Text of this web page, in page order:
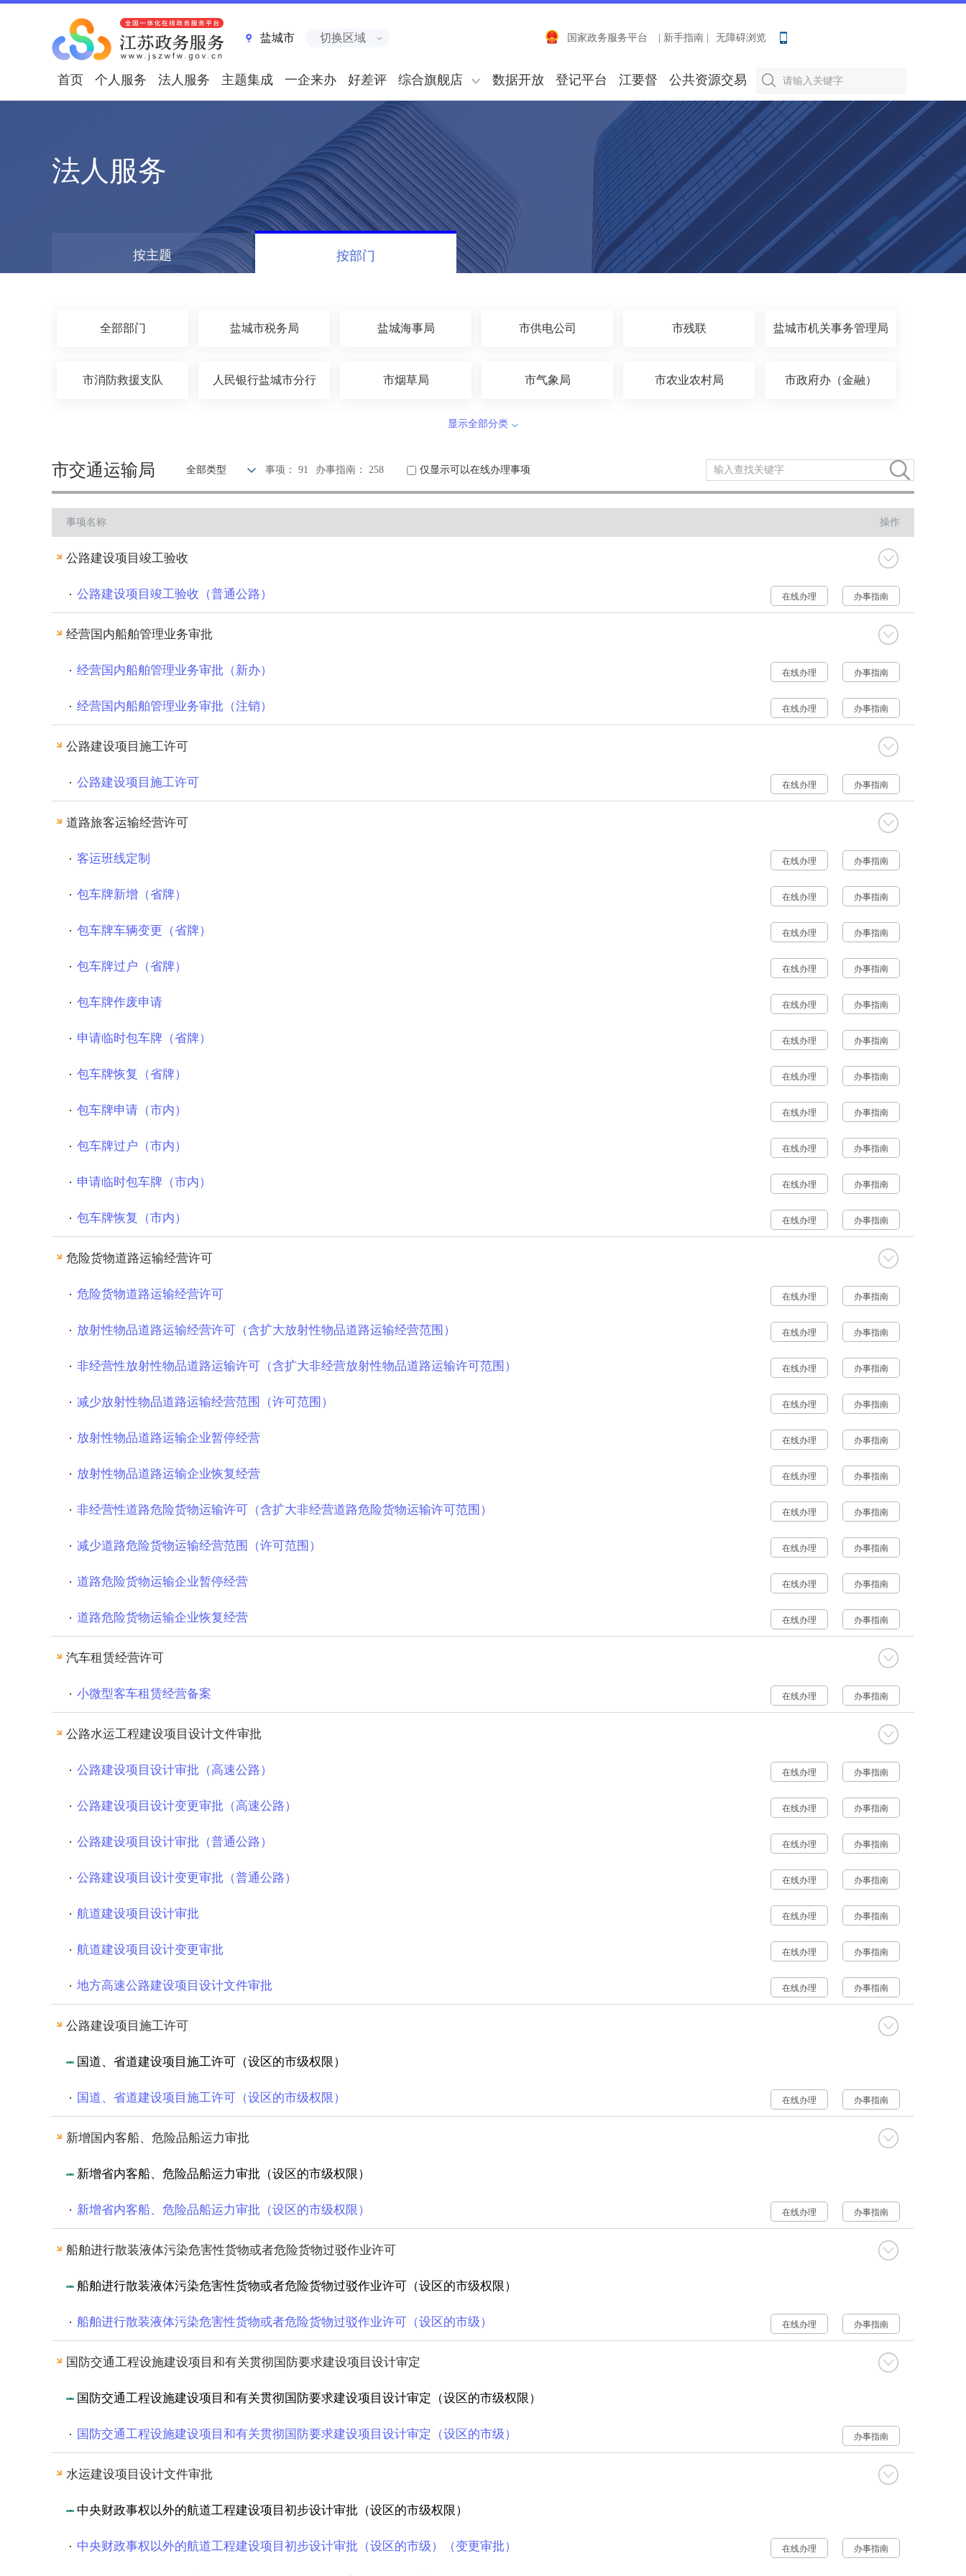
盐城市 切换区域 国家政务服务平台 | 新手指南 | 无障碍浏览
首页 个人服务 法人服务 主题集成 一企来办 好差评 综合旗舰店 数据开放 登记平台 江要督 公共资源交易
法人服务
按主题 按部门
全部部门 盐城市税务局 盐城海事局 市供电公司 市残联 盐城市机关事务管理局
市消防救援支队 人民银行盐城市分行 市烟草局 市气象局 市农业农村局 市政府办（金融）
市公安局 市民宗局
市教育局 市工信局 市科技局 市应急管理局 市文广旅局 市城管局
市发展改革委 市数据局 市公积金中心
盐城市委统战部
显示全部分类
市交通运输局 全部类型 事项： 91 办事指南： 258 仅显示可以在线办理事项
事项名称 操作
公路建设项目竣工验收
公路建设项目竣工验收（普通公路） 在线办理 办事指南
经营国内船舶管理业务审批
经营国内船舶管理业务审批（新办） 在线办理 办事指南
经营国内船舶管理业务审批（注销） 在线办理 办事指南
公路建设项目施工许可
公路建设项目施工许可 在线办理 办事指南
道路旅客运输经营许可
客运班线定制 在线办理 办事指南
包车牌新增（省牌） 在线办理 办事指南
包车牌车辆变更（省牌） 在线办理 办事指南
包车牌过户（省牌） 在线办理 办事指南
包车牌作废申请 在线办理 办事指南
申请临时包车牌（省牌） 在线办理 办事指南
包车牌恢复（省牌） 在线办理 办事指南
包车牌申请（市内） 在线办理 办事指南
包车牌过户（市内） 在线办理 办事指南
申请临时包车牌（市内） 在线办理 办事指南
包车牌恢复（市内） 在线办理 办事指南
危险货物道路运输经营许可
危险货物道路运输经营许可 在线办理 办事指南
放射性物品道路运输经营许可（含扩大放射性物品道路运输经营范围） 在线办理 办事指南
非经营性放射性物品道路运输许可（含扩大非经营放射性物品道路运输许可范围） 在线办理 办事指南
减少放射性物品道路运输经营范围（许可范围） 在线办理 办事指南
放射性物品道路运输企业暂停经营 在线办理 办事指南
放射性物品道路运输企业恢复经营 在线办理 办事指南
非经营性道路危险货物运输许可（含扩大非经营道路危险货物运输许可范围） 在线办理 办事指南
减少道路危险货物运输经营范围（许可范围） 在线办理 办事指南
道路危险货物运输企业暂停经营 在线办理 办事指南
道路危险货物运输企业恢复经营 在线办理 办事指南
汽车租赁经营许可
小微型客车租赁经营备案 在线办理 办事指南
公路水运工程建设项目设计文件审批
公路建设项目设计审批（高速公路） 在线办理 办事指南
公路建设项目设计变更审批（高速公路） 在线办理 办事指南
公路建设项目设计审批（普通公路） 在线办理 办事指南
公路建设项目设计变更审批（普通公路） 在线办理 办事指南
航道建设项目设计审批 在线办理 办事指南
航道建设项目设计变更审批 在线办理 办事指南
地方高速公路建设项目设计文件审批 在线办理 办事指南
公路建设项目施工许可
国道、省道建设项目施工许可（设区的市级权限）
国道、省道建设项目施工许可（设区的市级权限） 在线办理 办事指南
新增国内客船、危险品船运力审批
新增省内客船、危险品船运力审批（设区的市级权限）
新增省内客船、危险品船运力审批（设区的市级权限） 在线办理 办事指南
船舶进行散装液体污染危害性货物或者危险货物过驳作业许可
船舶进行散装液体污染危害性货物或者危险货物过驳作业许可（设区的市级权限）
船舶进行散装液体污染危害性货物或者危险货物过驳作业许可（设区的市级） 在线办理 办事指南
国防交通工程设施建设项目和有关贯彻国防要求建设项目设计审定
国防交通工程设施建设项目和有关贯彻国防要求建设项目设计审定（设区的市级权限）
国防交通工程设施建设项目和有关贯彻国防要求建设项目设计审定（设区的市级） 办事指南
水运建设项目设计文件审批
中央财政事权以外的航道工程建设项目初步设计审批（设区的市级权限）
中央财政事权以外的航道工程建设项目初步设计审批（设区的市级）（变更审批） 在线办理 办事指南